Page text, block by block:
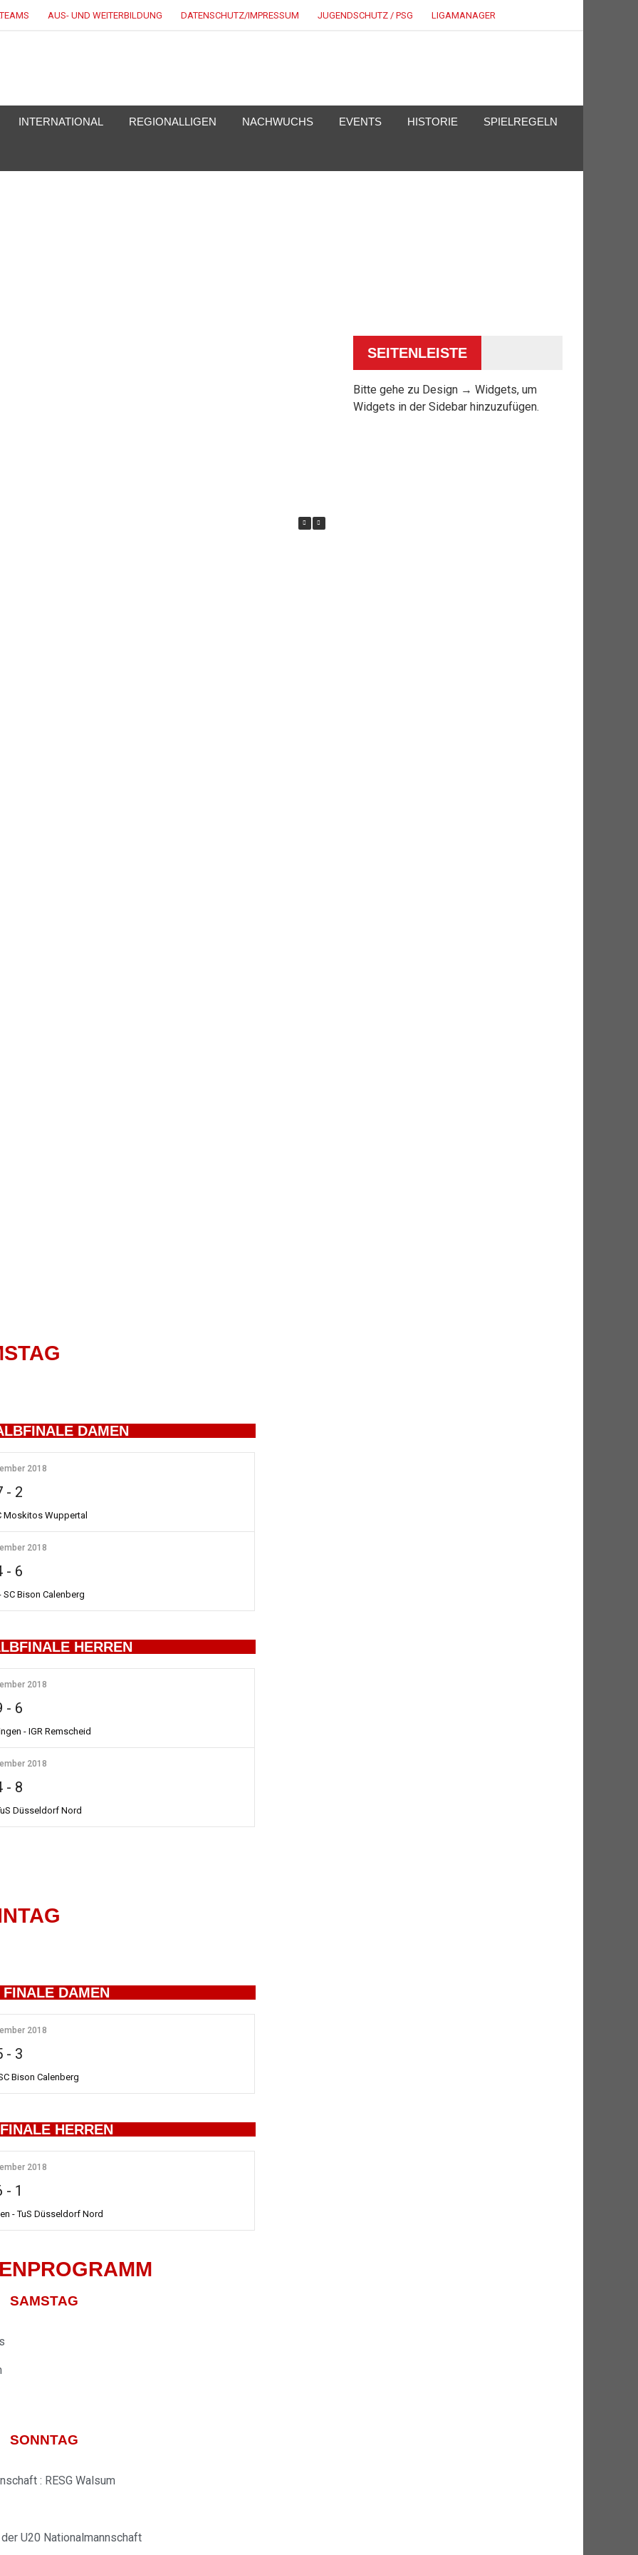
AUS- UND WEITERBILDUNG DATENSCHUTZ/IMPRESSUM JUGENDSCHUTZ / PSG LIGAMANAGER
INTERNATIONAL REGIONALLIGEN NACHWUCHS EVENTS HISTORIE SPIELREGELN
DAMEN
2018
- 2
Moskitos Wuppertal
2018
- 6
SC Bison Calenberg
HERREN
2018
- 6
- IGR Remscheid
2018
- 8
Düsseldorf Nord
DAMEN
2018
- 3
Bison Calenberg
HERREN
2018
- 1
- TuS Düsseldorf Nord
SAMSTAG
SONNTAG
: RESG Walsum
U20 Nationalmannschaft
SEITENLEISTE
Bitte gehe zu Design → Widgets, um
Widgets in der Sidebar hinzuzufügen.